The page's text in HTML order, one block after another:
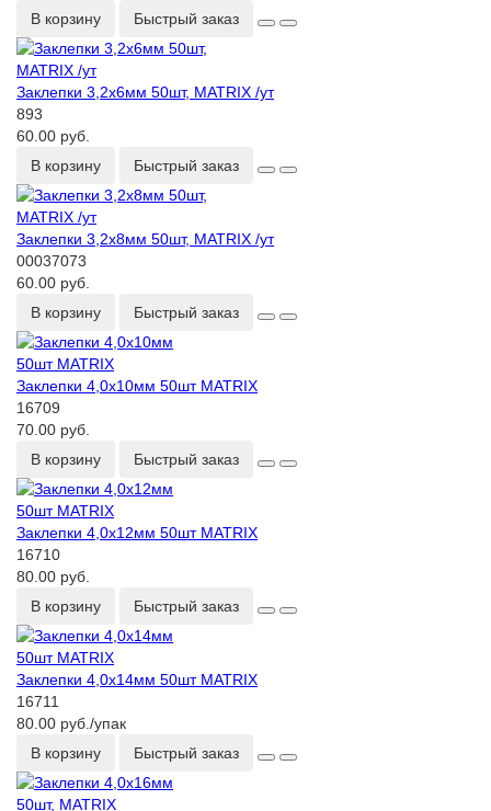
В корзину
Быстрый заказ
Заклепки 3,2х6мм 50шт, MATRIX /ут
893
60.00 руб.
В корзину
Быстрый заказ
Заклепки 3,2х8мм 50шт, MATRIX /ут
00037073
60.00 руб.
В корзину
Быстрый заказ
Заклепки 4,0х10мм 50шт MATRIX
16709
70.00 руб.
В корзину
Быстрый заказ
Заклепки 4,0х12мм 50шт MATRIX
16710
80.00 руб.
В корзину
Быстрый заказ
Заклепки 4,0х14мм 50шт MATRIX
16711
80.00 руб./упак
В корзину
Быстрый заказ